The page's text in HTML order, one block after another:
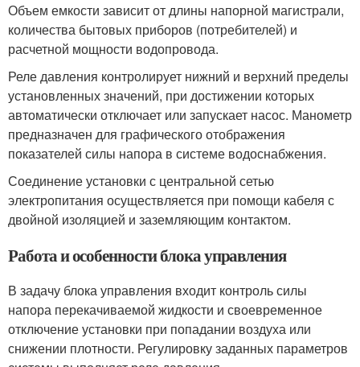
Объем емкости зависит от длины напорной магистрали,
количества бытовых приборов (потребителей) и
расчетной мощности водопровода.
Реле давления контролирует нижний и верхний пределы
установленных значений, при достижении которых
автоматически отключает или запускает насос. Манометр
предназначен для графического отображения
показателей силы напора в системе водоснабжения.
Соединение установки с центральной сетью
электропитания осуществляется при помощи кабеля с
двойной изоляцией и заземляющим контактом.
Работа и особенности блока управления
В задачу блока управления входит контроль силы
напора перекачиваемой жидкости и своевременное
отключение установки при попадании воздуха или
снижении плотности. Регулировку заданных параметров